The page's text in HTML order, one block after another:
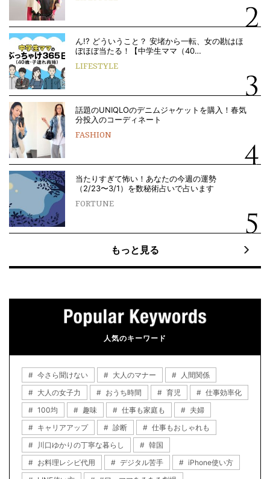
ん!? どういうこと？ 安堵から一転、女の勘はほ
ぼほぼ当たる！【中学生ママ（40…
LIFESTYLE
話題のUNIQLOのデニムジャケットを購入！春気
分投入のコーディネート
FASHION
当たりすぎて怖い！あなたの今週の運勢
（2/23〜3/1）を数秘術占いで占います
FORTUNE
もっと見る
人気のキーワード
今さら聞けない 大人のマナー
人間関係
大人の女子力
おうち時間 育児
仕事効率化
100均
趣味 仕事も家庭も
夫婦
キャリアアップ
診断
仕事もおしゃれも
川口ゆかりの丁寧な暮らし
韓国
お料理レシピ代用
デジタル苦手
iPhone使い方